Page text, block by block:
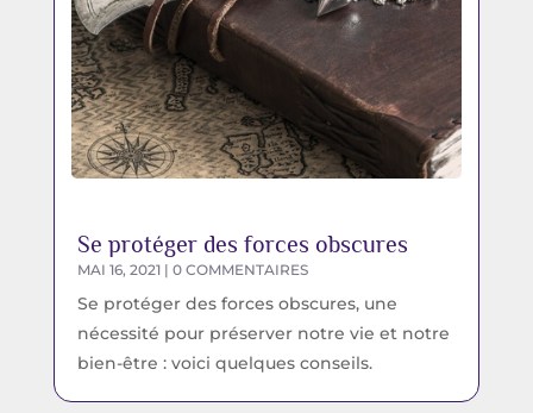
Se protéger des forces obscures
MAI 16, 2021| 0 COMMENTAIRES
Se protéger des forces obscures, une
nécessité pour préserver notre vie et notre
bien-être : voici quelques conseils.